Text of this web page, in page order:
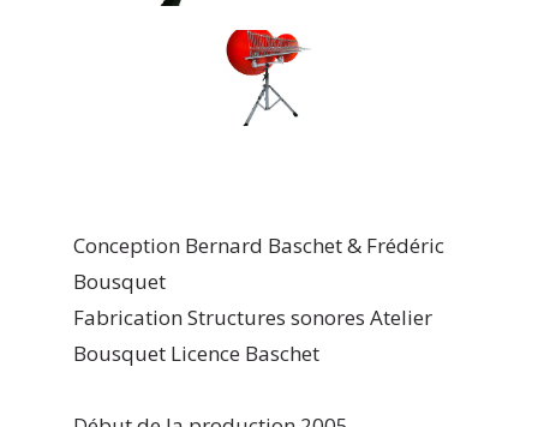
Conception Bernard Baschet & Frédéric
Bousquet
Fabrication Structures sonores Atelier
Bousquet Licence Baschet